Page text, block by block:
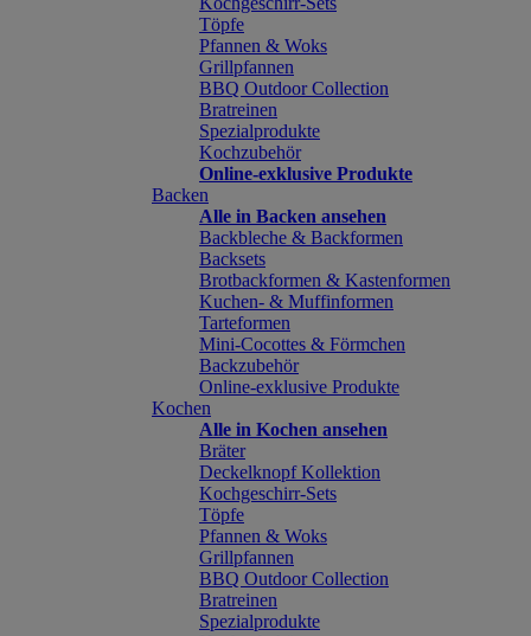
Töpfe
Pfannen & Woks
Grillpfannen
BBQ Outdoor Collection
Bratreinen
Spezialprodukte
Kochzubehör
Online-exklusive Produkte
Backen
Alle in Backen ansehen
Backbleche & Backformen
Backsets
Brotbackformen & Kastenformen
Kuchen- & Muffinformen
Tarteformen
Mini-Cocottes & Förmchen
Backzubehör
Online-exklusive Produkte
Kochen
Alle in Kochen ansehen
Bräter
Deckelknopf Kollektion
Kochgeschirr-Sets
Töpfe
Pfannen & Woks
Grillpfannen
BBQ Outdoor Collection
Bratreinen
Spezialprodukte